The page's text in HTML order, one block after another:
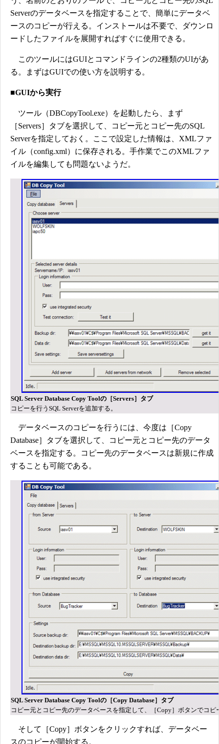
Serverのデータベースを指定することで、簡単にデータベ
ースのコピーが行える。インストールは不要で、ダウンロ
ードしたファイルを展開すればすぐに使用できる。
このツールにはGUIとコマンドラインの2種類のUIがあ
る。まずはGUIでの使い方を説明する。
■GUIから実行
ツール（DBCopyTool.exe）を起動したら、まず
［Servers］タブを選択して、コピー元とコピー先のSQL
Serverを指定しておく。ここで設定した情報は、XMLファ
イル（config.xml）に保存される。手作業でこのXMLファ
イルを編集しても問題ないようだ。
SQL Server Database Copy Toolの［Servers］タブ
コピーを行うSQL Serverを追加する。
データベースのコピーを行うには、今度は［Copy
Database］タブを選択して、コピー元とコピー先のデータ
ベースを指定する。コピー先のデータベースは新規に作成
することも可能である。
SQL Server Database Copy Toolの［Copy Database］タブ
コピー元とコピー先のデータベースを指定して、［Copy］ボタンでコピ
そして［Copy］ボタンをクリックすれば、データベー
スのコピーが開始する。